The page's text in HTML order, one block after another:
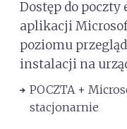
Dostęp do
aplikacji
poziomu
instalacji na
POCZTA +
stacjonarnie